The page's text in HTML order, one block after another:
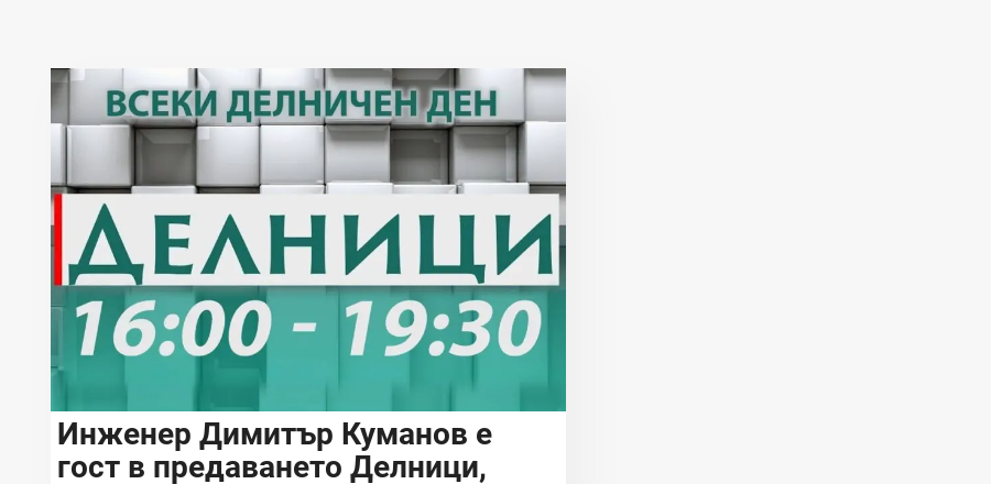
Инженер Димитър Куманов е
гост в предаването Делници,